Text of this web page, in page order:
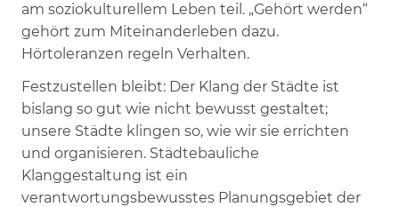
am soziokulturellem Leben teil. „Gehört werden“
gehört zum Miteinanderleben dazu.
Hörtoleranzen regeln Verhalten.
Festzustellen bleibt: Der Klang der Städte ist
bislang so gut wie nicht bewusst gestaltet;
unsere Städte klingen so, wie wir sie errichten
und organisieren. Städtebauliche
Klanggestaltung ist ein
verantwortungsbewusstes Planungsgebiet der